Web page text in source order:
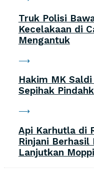
Truk Polisi
Kecelakaan di
Mengantuk
Hakim MK
Sepihak
Api Karhutla di
Rinjani Berhasil
Lanjutkan